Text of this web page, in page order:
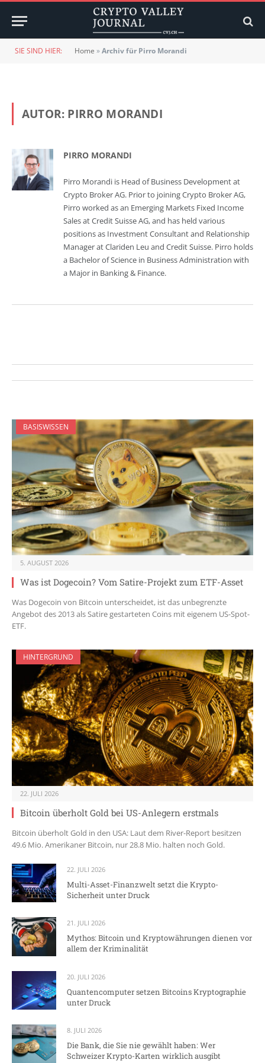
SIE SIND HIER: Home »Archiv für Pirro Morandi
AUTOR: PIRRO MORANDI
PIRRO MORANDI
Pirro Morandi is Head of Business Development at
Crypto Broker AG. Prior to joining Crypto Broker AG,
Pirro worked as an Emerging Markets Fixed Income
Sales at Credit Suisse AG, and has held various
positions as Investment Consultant and Relationship
Manager at Clariden Leu and Credit Suisse. Pirro holds
a Bachelor of Science in Business Administration with
a Major in Banking & Finance.
BASISWISSEN
5. AUGUST 2026
Was ist Dogecoin? Vom Satire-Projekt zum ETF-Asset
Was Dogecoin von Bitcoin unterscheidet, ist das unbegrenzte
Angebot des 2013 als Satire gestarteten Coins mit eigenem US-Spot-
ETF.
HINTERGRUND
22. JULI 2026
Bitcoin überholt Gold bei US-Anlegern erstmals
Bitcoin überholt Gold in den USA: Laut dem River-Report besitzen
49.6 Mio. Amerikaner Bitcoin, nur 28.8 Mio. halten noch Gold.
22. JULI 2026
Multi-Asset-Finanzwelt setzt die Krypto-
Sicherheit unter Druck
21. JULI 2026
Mythos: Bitcoin und Kryptowährungen dienen vor
allem der Kriminalität
20. JULI 2026
Quantencomputer setzen Bitcoins Kryptographie
unter Druck
8. JULI 2026
Die Bank, die Sie nie gewählt haben: Wer
Schweizer Krypto-Karten wirklich ausgibt